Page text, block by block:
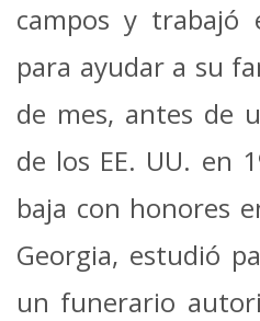
campos y trabajó
para ayudar a su
de mes, antes de
de los EE. UU. en
baja con honores
Georgia, estudió
un funerario